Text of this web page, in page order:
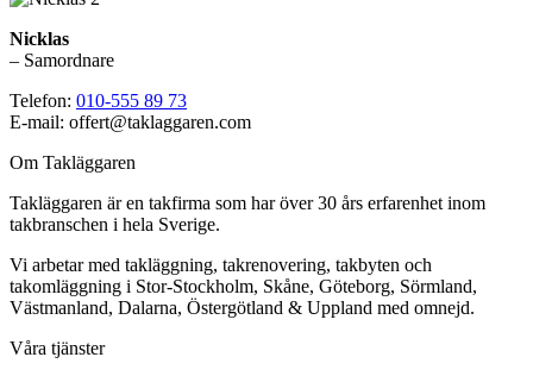
Nicklas
– Samordnare
Telefon: 010-555 89 73
E-mail: offert@taklaggaren.com
Om Takläggaren
Takläggaren är en takfirma som har över 30 års erfarenhet inom
takbranschen i hela Sverige.
Vi arbetar med takläggning, takrenovering, takbyten och
takomläggning i Stor-Stockholm, Skåne, Göteborg, Sörmland,
Västmanland, Dalarna, Östergötland & Uppland med omnejd.
Våra tjänster